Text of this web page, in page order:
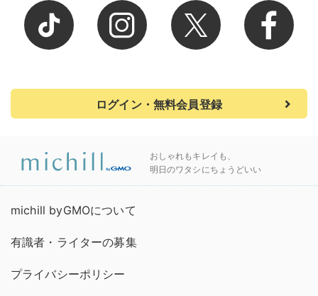
ログイン・無料会員登録
おしゃれもキレイも、
明日のワタシにちょうどいい
michill byGMOについて
有識者・ライターの募集
プライバシーポリシー